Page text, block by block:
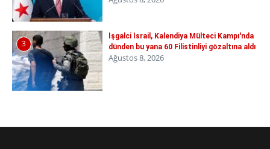
3
İşgalci İsrail, Kalendiya Mülteci Kampı'nda
dünden bu yana 60 Filistinliyi gözaltına aldı
Ağustos 8, 2026